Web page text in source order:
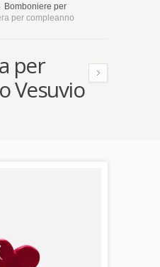
Bomboniere per
per compleanno
per
Vesuvio